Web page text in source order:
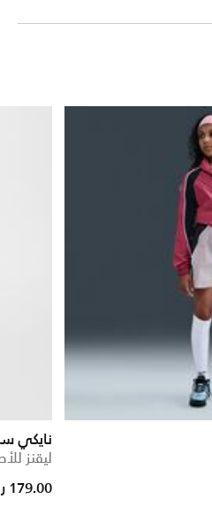
نايكي
ليقنز
179.00 ر.ق